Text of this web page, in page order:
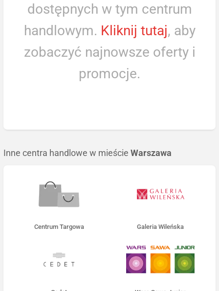
dostępnych w tym centrum
handlowym. Kliknij tutaj, aby
zobaczyć najnowsze oferty i
promocje.
Inne centra handlowe w mieście Warszawa
Centrum Targowa Galeria Wileńska